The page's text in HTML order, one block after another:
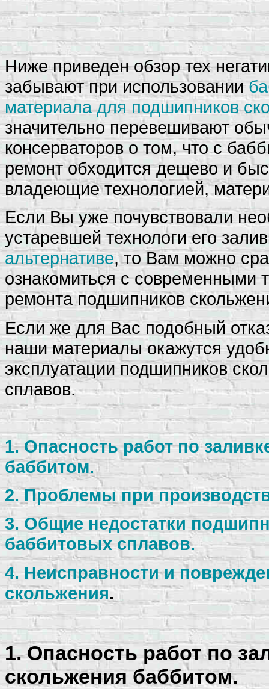
Ниже приведен обзор тех
забывают при использовании
материала для подшипников
значительно перевешивают
консерваторов о том, что с
ремонт обходится дешево и
владеющие технологией,
Если Вы уже почувствовали
устаревшей технологи его
альтернативе, то Вам можно
ознакомиться с современными
ремонта подшипников
Если же для Вас подобный
наши материалы окажутся
эксплуатации подшипников
сплавов.
1. Опасность работ по
баббитом.
2. Проблемы при
3. Общие недостатки
баббитовых сплавов.
4. Неисправности и
скольжения.
1. Опасность работ по
скольжения баббитом.